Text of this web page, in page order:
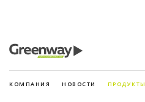
КОМПАНИЯ НОВОСТИ ПРОДУКТЫ